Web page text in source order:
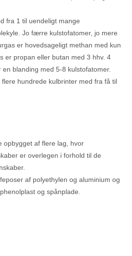
fra 1 til uendeligt mange
Jo færre kulstofatomer, jo mere
er hovedsageligt methan med kun
er propan eller butan med 3 hhv. 4
blanding med 5-8 kulstofatomer.
hundrede kulbrinter med fra få til
opbygget af flere lag, hvor
er overlegen i forhold til de
af polyethylen og aluminium og
og spånplade.